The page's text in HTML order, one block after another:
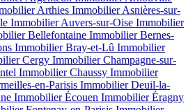
Arthies Immobilier Asnières-sur-
Immobilier Auvers-sur-Oise Immobilier
Bellefontaine Immobilier Bernes-
Immobilier Bray-et-Lû Immobilier
Cergy Immobilier Champagne-sur-
Immobilier Chaussy Immobilier
en-Parisis Immobilier Deuil-la-
Immobilier Écouen Immobilier Éragny